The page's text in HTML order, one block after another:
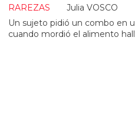
Julia VOSCO
RAREZAS
Un sujeto pidió un combo en
cuando mordió el alimento